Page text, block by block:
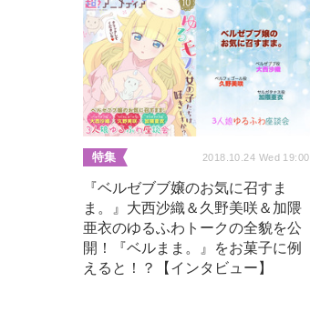
特集 2018.10.24 Wed 19:00
『ベルゼブブ嬢のお気に召すま
ま。』大西沙織＆久野美咲＆加隈
亜衣のゆるふわトークの全貌を公
開！『ベルまま。』をお菓子に例
えると！？【インタビュー】